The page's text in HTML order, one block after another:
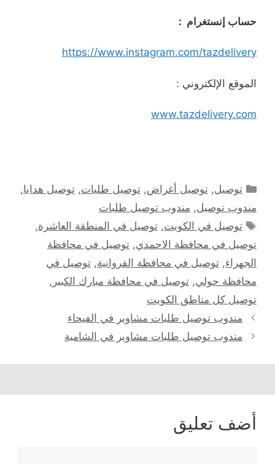
حساب إنستغرام :
https://www.instagram.com/tazdelivery
الموقع الإلكتروني :
www.tazdelivery.com
التصنيفات
توصيل,توصيل أغراض,توصيل طلبات,توصيل هدايا,
مندوب توصيل, مندوب توصيل طلبات
الوسوم
توصيل في الكويت,توصيل في المنطقة العاشرة,
توصيل في محافظة الاحمدي, توصيل في محافظة
الجهراء, توصيل في محافظة الفروانية, توصيل في
محافظة حولي, توصيل في محافظة مبارك الكبير ,
توصيل كل مناطق الكويت
مندوب توصيل طلبات مشاوير في الفيحاء
مندوب توصيل طلبات مشاوير في الشامية
أضف تعليق